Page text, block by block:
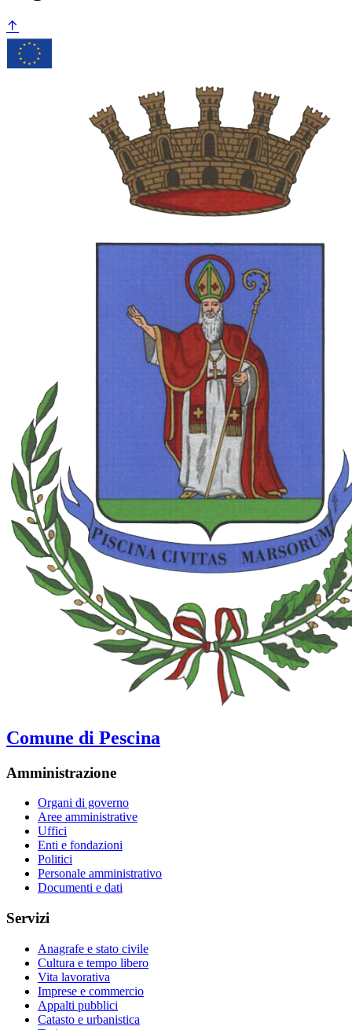
Comune di Pescina
Amministrazione
Organi di governo
Aree amministrative
Uffici
Enti e fondazioni
Politici
Personale amministrativo
Documenti e dati
Servizi
Anagrafe e stato civile
Cultura e tempo libero
Vita lavorativa
Imprese e commercio
Appalti pubblici
Catasto e urbanistica